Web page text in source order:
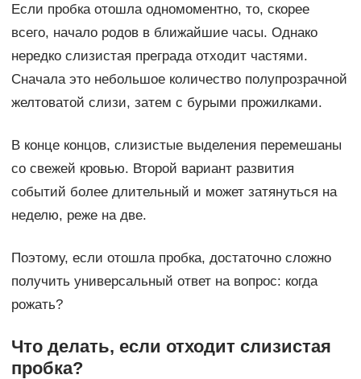
Если пробка отошла одномоментно, то, скорее
всего, начало родов в ближайшие часы. Однако
нередко слизистая преграда отходит частями.
Сначала это небольшое количество полупрозрачной
желтоватой слизи, затем с бурыми прожилками.
В конце концов, слизистые выделения перемешаны
со свежей кровью. Второй вариант развития
событий более длительный и может затянуться на
неделю, реже на две.
Поэтому, если отошла пробка, достаточно сложно
получить универсальный ответ на вопрос: когда
рожать?
Что делать, если отходит слизистая
пробка?